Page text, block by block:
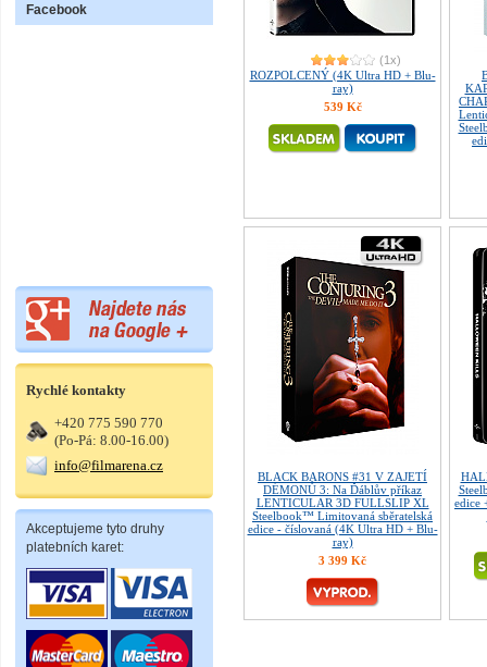
Facebook
Rychlé kontakty
+420 775 590 770
(Po-Pá: 8.00-16.00)
info@filmarena.cz
Akceptujeme tyto druhy
platebních karet:
(1x)
ROZPOLCENÝ (4K Ultra HD + Blu-
ray)
539 Kč
BLACK BARONS #31 V ZAJETÍ
DÉMONŮ 3: Na Ďáblův příkaz
LENTICULAR 3D FULLSLIP XL
Steelbook™ Limitovaná sběratelská
edice - číslovaná (4K Ultra HD + Blu-
ray)
3 399 Kč
edice